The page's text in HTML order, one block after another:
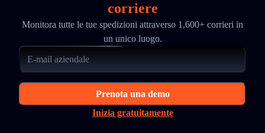
corriere
Monitora tutte le tue spedizioni attraverso 1,600+ corrieri in
un unico luogo.
Prenota una demo
Inizia gratuitamente